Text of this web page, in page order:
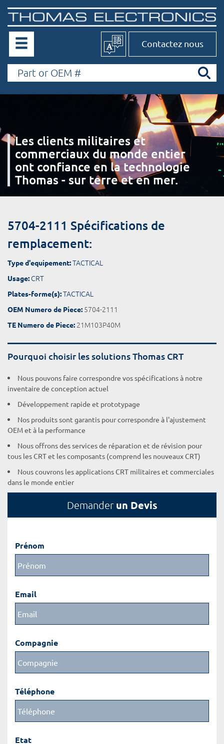
Contactez nous
Les clients militaires et
commerciaux du monde entier
ont confiance en la technologie
Thomas - sur terre et en mer.
5704-2111 Spécifications de
remplacement:
Type d'equipement:TACTICAL
Usage: CRT
Plates-forme(s):TACTICAL
OEM Numero de Piece: 5704-2111
TE Numero de Piece: 21M103P40M
Pourquoi choisir les solutions Thomas CRT
Nous pouvons faire correspondre vos spécifications à notre
inventaire de conception actuel
Développement rapide et prototypage
Nos produits sont garantis pour correspondre à l'ajustement
OEM et à la performance
Nous offrons des services de réparation et de révision pour
tous les CRT et les composants (comprend les nouveaux CRT)
Nous couvrons les applications CRT militaires et commerciales
dans le monde entier
Demander un Devis
Prénom
Email
Compagnie
Téléphone
Etat